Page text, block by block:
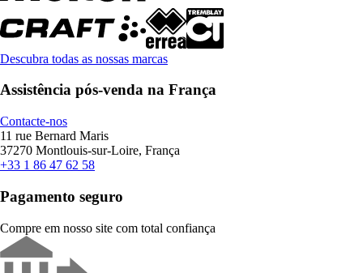
Descubra todas as nossas marcas
Assistência pós-venda na França
Contacte-nos
11 rue Bernard Maris
37270 Montlouis-sur-Loire, França
+33 1 86 47 62 58
Pagamento seguro
Compre em nosso site com total confiança